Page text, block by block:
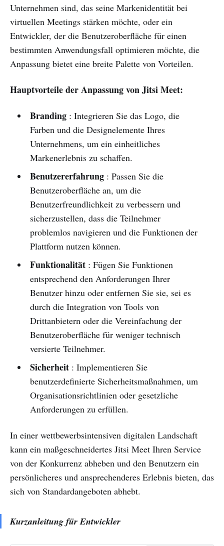
Unternehmen sind, das seine Markenidentität bei
virtuellen Meetings stärken möchte, oder ein
Entwickler, der die Benutzeroberfläche für einen
bestimmten Anwendungsfall optimieren möchte, die
Anpassung bietet eine breite Palette von Vorteilen.
Hauptvorteile der Anpassung von Jitsi Meet:
Branding: Integrieren Sie das Logo, die
Farben und die Designelemente Ihres
Unternehmens, um ein einheitliches
Markenerlebnis zu schaffen.
Benutzererfahrung: Passen Sie die
Benutzeroberfläche an, um die
Benutzerfreundlichkeit zu verbessern und
sicherzustellen, dass die Teilnehmer
problemlos navigieren und die Funktionen der
Plattform nutzen können.
Funktionalität: Fügen Sie Funktionen
entsprechend den Anforderungen Ihrer
Benutzer hinzu oder entfernen Sie sie, sei es
durch die Integration von Tools von
Drittanbietern oder die Vereinfachung der
Benutzeroberfläche für weniger technisch
versierte Teilnehmer.
Sicherheit: Implementieren Sie
benutzerdefinierte Sicherheitsmaßnahmen, um
Organisationsrichtlinien oder gesetzliche
Anforderungen zu erfüllen.
In einer wettbewerbsintensiven digitalen Landschaft
kann ein maßgeschneidertes Jitsi Meet Ihren Service
von der Konkurrenz abheben und den Benutzern ein
persönlicheres und ansprechenderes Erlebnis bieten, das
sich von Standardangeboten abhebt.
Kurzanleitung für Entwickler